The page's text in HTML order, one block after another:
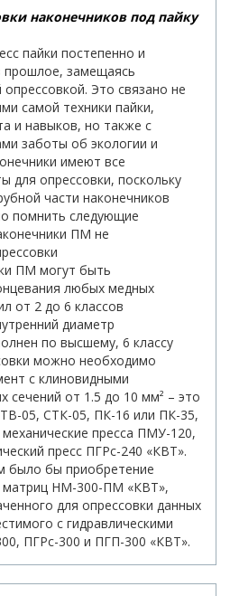
наконечников под пайку
пайки постепенно и
прошлое, замещаясь
Это связано не
самой техники пайки,
и навыков, но также с
заботы об экологии и
имеют все
для опрессовки, поскольку
части наконечников
помнить следующие
ПМ не
ПМ могут быть
любых медных
от 2 до 6 классов
диаметр
по высшему, 6 классу
можно необходимо
с клиновидными
сечений от 1.5 до 10 мм² – это
05, СТК-05, ПК-16 или ПК-35,
пресса ПМУ-120,
пресс ПГРс-240 «КВТ».
было бы приобретение
матриц НМ-300-ПМ «КВТ»,
для опрессовки данных
с гидравлическими
ПГРс-300 и ПГП-300 «КВТ».